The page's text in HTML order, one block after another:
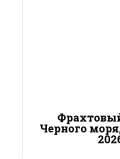
Черного